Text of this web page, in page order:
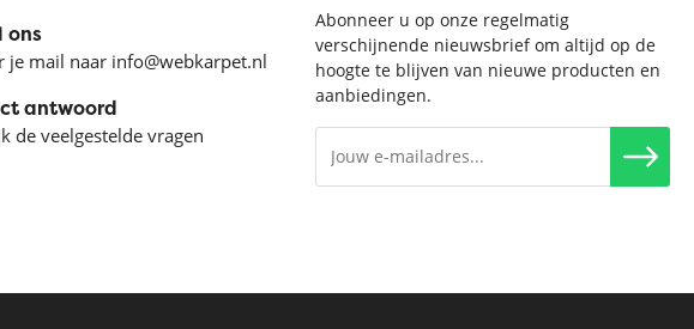
ons
je mail naar info@webkarpet.nl
antwoord
de veelgestelde vragen
Abonneer u op onze regelmatig
verschijnende nieuwsbrief om altijd op de
hoogte te blijven van nieuwe producten en
aanbiedingen.